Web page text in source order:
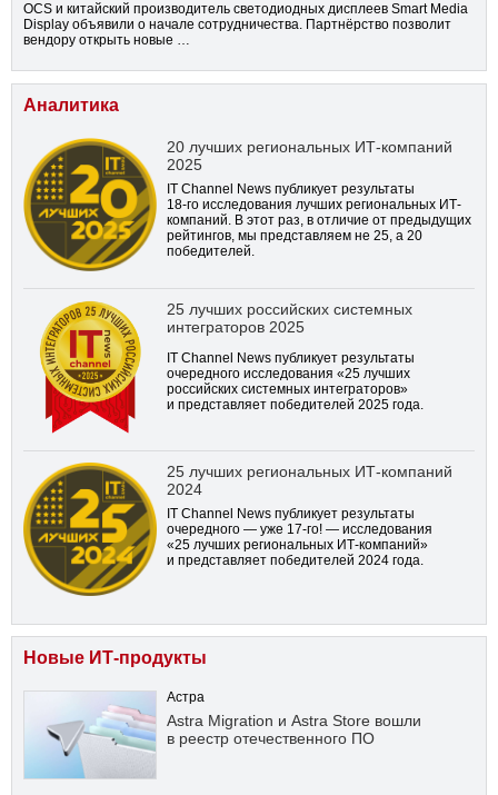
OCS и китайский производитель светодиодных дисплеев Smart Media
Display объявили о начале сотрудничества. Партнёрство позволит
вендору открыть новые …
Аналитика
20 лучших региональных ИТ-компаний
2025
IT Channel News публикует результаты
18-го исследования лучших региональных ИТ-
компаний. В этот раз, в отличие от предыдущих
рейтингов, мы представляем не 25, а 20
победителей.
25 лучших российских системных
интеграторов 2025
IT Channel News публикует результаты
очередного исследования «25 лучших
российских системных интеграторов»
и представляет победителей 2025 года.
25 лучших региональных ИТ-компаний
2024
IT Channel News публикует результаты
очередного — уже 17-го! — исследования
«25 лучших региональных ИТ-компаний»
и представляет победителей 2024 года.
Новые ИТ-продукты
Астра
Astra Migration и Astra Store вошли
в реестр отечественного ПО